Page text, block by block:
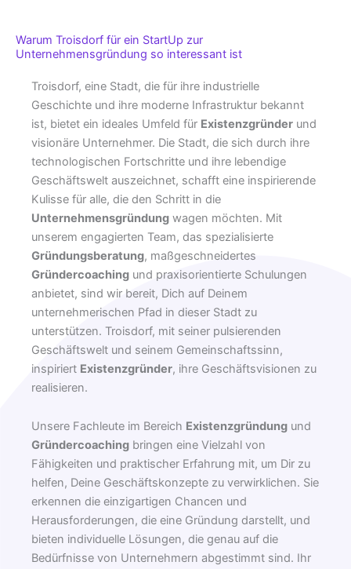
Warum Troisdorf für ein StartUp zur
Unternehmensgründung so interessant ist
Troisdorf, eine Stadt, die für ihre industrielle
Geschichte und ihre moderne Infrastruktur bekannt
ist, bietet ein ideales Umfeld für Existenzgründer und
visionäre Unternehmer. Die Stadt, die sich durch ihre
technologischen Fortschritte und ihre lebendige
Geschäftswelt auszeichnet, schafft eine inspirierende
Kulisse für alle, die den Schritt in die
Unternehmensgründung wagen möchten. Mit
unserem engagierten Team, das spezialisierte
Gründungsberatung, maßgeschneidertes
Gründercoaching und praxisorientierte Schulungen
anbietet, sind wir bereit, Dich auf Deinem
unternehmerischen Pfad in dieser Stadt zu
unterstützen. Troisdorf, mit seiner pulsierenden
Geschäftswelt und seinem Gemeinschaftssinn,
inspiriert Existenzgründer, ihre Geschäftsvisionen zu
realisieren.
Unsere Fachleute im Bereich Existenzgründung und
Gründercoaching bringen eine Vielzahl von
Fähigkeiten und praktischer Erfahrung mit, um Dir zu
helfen, Deine Geschäftskonzepte zu verwirklichen. Sie
erkennen die einzigartigen Chancen und
Herausforderungen, die eine Gründung darstellt, und
bieten individuelle Lösungen, die genau auf die
Bedürfnisse von Unternehmern abgestimmt sind. Ihr